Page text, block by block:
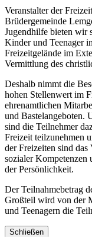
Veranstalter der
Brüdergemeinde
Jugendhilfe bieten wir
Kinder und Teenager
Freizeitgelände im
Vermittlung des
Deshalb nimmt die
hohen Stellenwert im
ehrenamtlichen
und Bastelangeboten.
sind die Teilnehmer
Freizeit teilzunehmen
der Freizeiten sind
sozialer
der Persönlichkeit.
Der Teilnahmebetrag
Großteil wird von der
und Teenagern die
Schließen